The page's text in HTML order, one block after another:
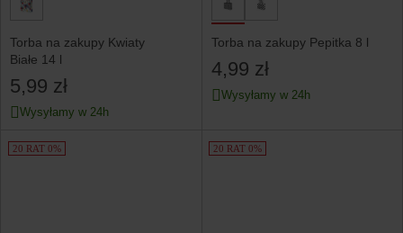
Torba na zakupy Kwiaty
Białe 14 l
5,99 zł
Wysyłamy w 24h
Torba na zakupy Pepitka 8 l
4,99 zł
Wysyłamy w 24h
20 RAT 0% 20 RAT 0%